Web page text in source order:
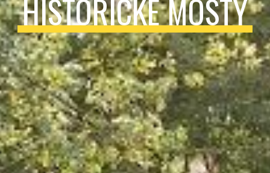
HISTORICKÉ MOSTY